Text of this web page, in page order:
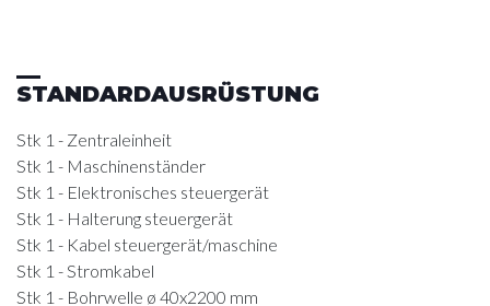
STANDARDAUSRÜSTUNG
Stk 1 - Zentraleinheit
Stk 1 - Maschinenständer
Stk 1 - Elektronisches steuergerät
Stk 1 - Halterung steuergerät
Stk 1 - Kabel steuergerät/maschine
Stk 1 - Stromkabel
Stk 1 - Bohrwelle ø 40x2200 mm